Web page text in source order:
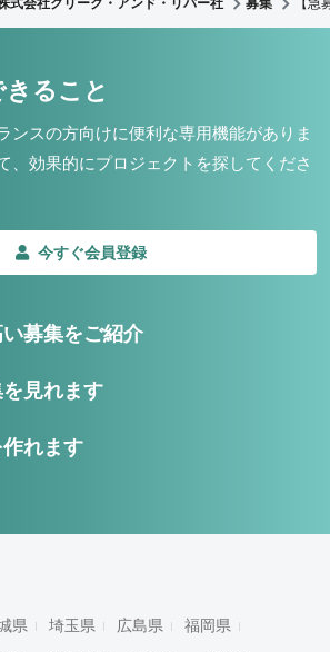
式会社クリーク・アンド・リバー社 募集 【
ること
ンスの方向けに便利な専用機能がありま
、効果的にプロジェクトを探してくださ
今すぐ会員登録
募集をご紹介
見れます
れます
県 埼玉県 広島県 福岡県